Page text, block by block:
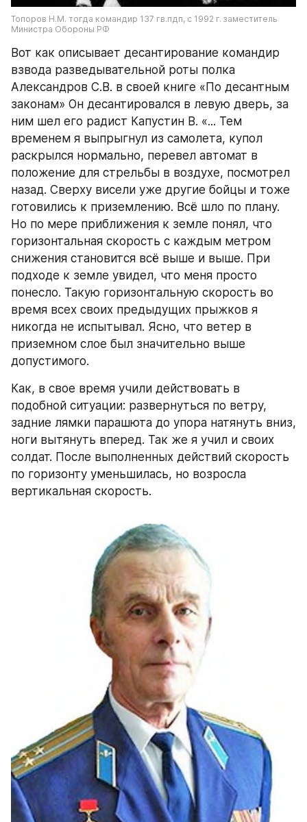
Топоров Н.М. тогда командир 137 гв.пдп, с 1992 г. заместитель
Министра Обороны РФ
Вот как описывает десантирование командир
взвода разведывательной роты полка
Александров С.В. в своей книге «По десантным
законам» Он десантировался в левую дверь, за
ним шел его радист Капустин В. «... Тем
временем я выпрыгнул из самолета, купол
раскрылся нормально, перевел автомат в
положение для стрельбы в воздухе, посмотрел
назад. Сверху висели уже другие бойцы и тоже
готовились к приземлению. Всё шло по плану.
Но по мере приближения к земле понял, что
горизонтальная скорость с каждым метром
снижения становится всё выше и выше. При
подходе к земле увидел, что меня просто
понесло. Такую горизонтальную скорость во
время всех своих предыдущих прыжков я
никогда не испытывал. Ясно, что ветер в
приземном слое был значительно выше
допустимого.
Как, в свое время учили действовать в
подобной ситуации: развернуться по ветру,
задние лямки парашюта до упора натянуть вниз,
ноги вытянуть вперед. Так же я учил и своих
солдат. После выполненных действий скорость
по горизонту уменьшилась, но возросла
вертикальная скорость.